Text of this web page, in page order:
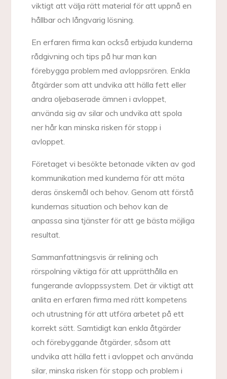
viktigt att välja rätt material för att uppnå en
hållbar och långvarig lösning.
En erfaren firma kan också erbjuda kunderna
rådgivning och tips på hur man kan
förebygga problem med avloppsrören. Enkla
åtgärder som att undvika att hälla fett eller
andra oljebaserade ämnen i avloppet,
använda sig av silar och undvika att spola
ner hår kan minska risken för stopp i
avloppet.
Företaget vi besökte betonade vikten av god
kommunikation med kunderna för att möta
deras önskemål och behov. Genom att förstå
kundernas situation och behov kan de
anpassa sina tjänster för att ge bästa möjliga
resultat.
Sammanfattningsvis är relining och
rörspolning viktiga för att upprätthålla en
fungerande avloppssystem. Det är viktigt att
anlita en erfaren firma med rätt kompetens
och utrustning för att utföra arbetet på ett
korrekt sätt. Samtidigt kan enkla åtgärder
och förebyggande åtgärder, såsom att
undvika att hälla fett i avloppet och använda
silar, minska risken för stopp och problem i